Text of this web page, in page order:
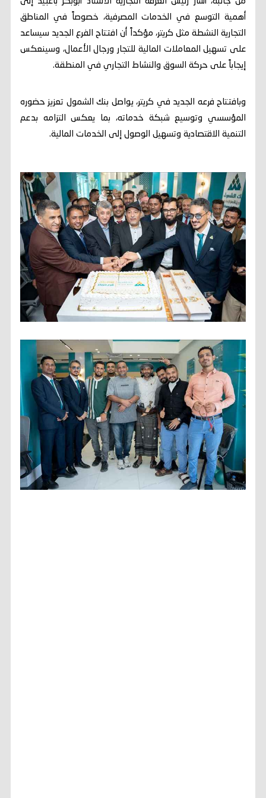
أهمية التوسع في الخدمات المصرفية، خصوصاً في المناطق
التجارية النشطة مثل كريتر، مؤكداً أن افتتاح الفرع الجديد سيساعد
على تسهيل المعاملات المالية للتجار ورجال الأعمال، وسينعكس
إيجاباً على حركة السوق والنشاط التجاري في المنطقة.
وبافتتاح فرعه الجديد في كريتر، يواصل بنك الشمول تعزيز حضوره
المؤسسي وتوسيع شبكة خدماته، بما يعكس التزامه بدعم
التنمية الاقتصادية وتسهيل الوصول إلى الخدمات المالية.